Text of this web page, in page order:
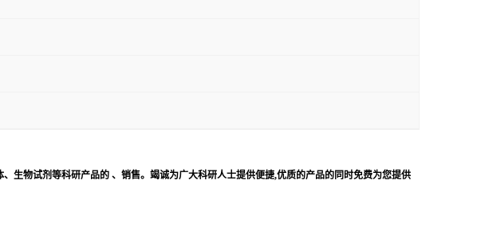
生物试剂等科研产品的 、销售。竭诚为广大科研人士提供便捷,优质的产品的同时免费为您提供